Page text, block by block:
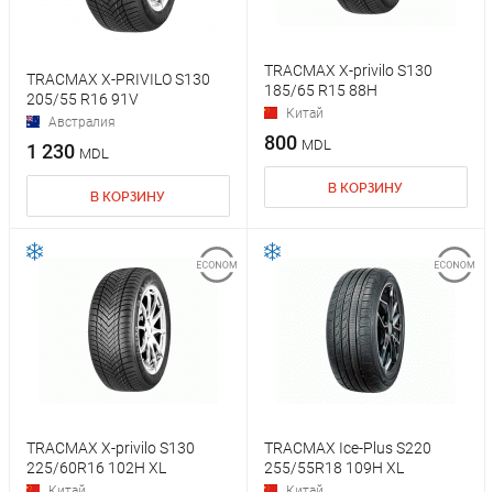
TRACMAX X-PRIVILO S130
205/55 R16 91V
Австралия
1 230 MDL
В КОРЗИНУ
TRACMAX X-privilo S130
185/65 R15 88H
Китай
800 MDL
В КОРЗИНУ
TRACMAX X-privilo S130
225/60R16 102H XL
TRACMAX Ice-Plus S220
255/55R18 109H XL